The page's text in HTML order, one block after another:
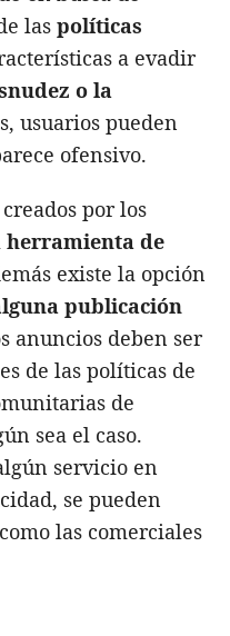
las políticas
a evadir
o la
usuarios pueden
ofensivo.
por los
herramienta de
existe la opción
publicación
anuncios deben ser
de las políticas de
de
sea el caso.
servicio en
se pueden
las comerciales